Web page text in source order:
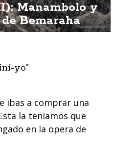
Manambolo y
Bemaraha
yo”
ibas a comprar una
la teniamos que
en la opera de